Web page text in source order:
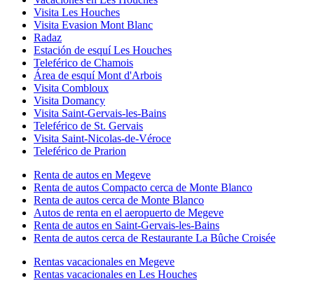
Visita Les Houches
Visita Evasion Mont Blanc
Radaz
Estación de esquí Les Houches
Teleférico de Chamois
Área de esquí Mont d'Arbois
Visita Combloux
Visita Domancy
Visita Saint-Gervais-les-Bains
Teleférico de St. Gervais
Visita Saint-Nicolas-de-Véroce
Teleférico de Prarion
Renta de autos en Megeve
Renta de autos Compacto cerca de Monte Blanco
Renta de autos cerca de Monte Blanco
Autos de renta en el aeropuerto de Megeve
Renta de autos en Saint-Gervais-les-Bains
Renta de autos cerca de Restaurante La Bûche Croisée
Rentas vacacionales en Megeve
Rentas vacacionales en Les Houches